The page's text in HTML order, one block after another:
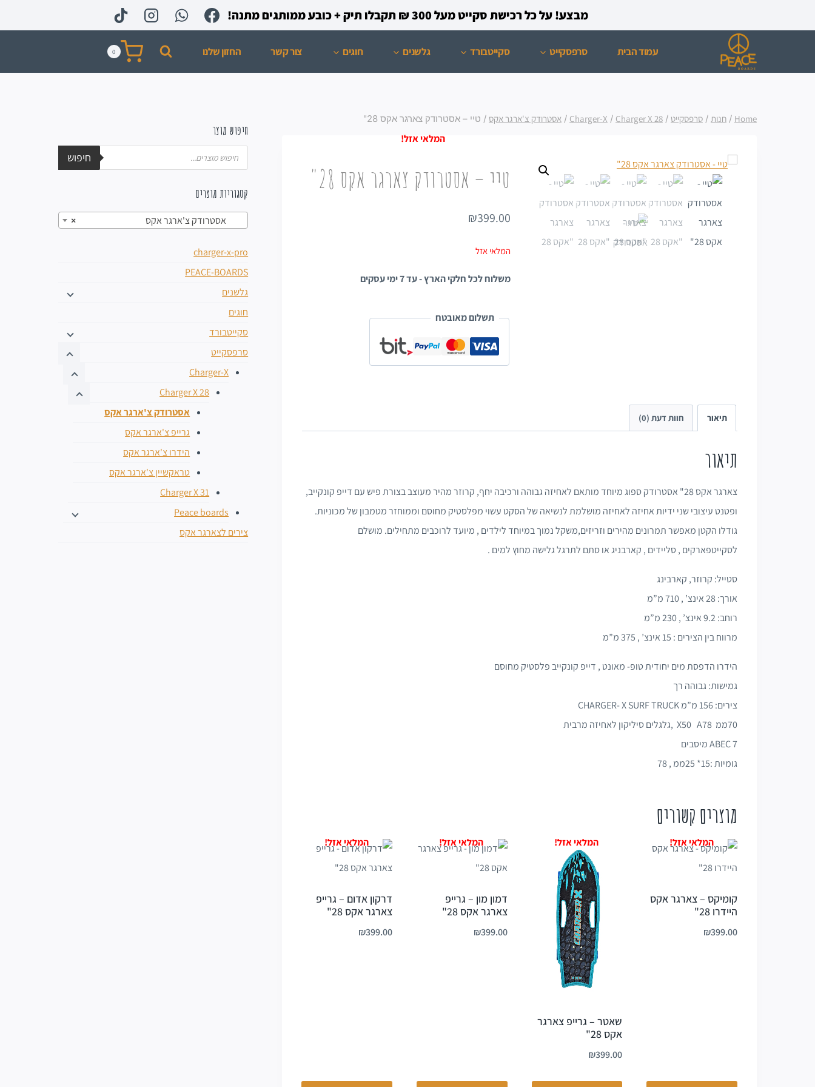
מבצע! על כל רכישת סקייט מעל 300 ₪ תקבלו תיק + כובע ממותגים מתנה!
עמוד הבית סרפסקייט סקייטבורד גלשנים חוגים צור קשר החזון שלנו 0
Home
/ חנות / סרפסקייט /
Charger-X / Charger X 28
/ אסטרודק צ'ארגר אקס / טיי – אסטרודק צארגר אקס 28"
טיי – אסטרודק צארגר אקס 28"
₪399.00
המלאי אזל
משלוח לכל חלקי הארץ - עד 7 ימי עסקים
תשלום מאובטח
תיאור חוות דעת (0)
תיאור
צארגר אקס 28" אסטרודק ספוג מיוחד מותאם לאחיזה גבוהה ורכיבה יחף, קרוזר מהיר מעוצב בצורת פיש עם דייפ קונקייב,
ופטנט עיצובי שני ידיות אחיזה לאחיזה מושלמת לנשיאה של הסקט עשוי מפלסטיק מחוסם וממוחזר מטמבון של מכוניות.
גודלו הקטן מאפשר תמרונים מהירים וזריזים,משקל נמוך במיוחד לילדים , מיועד לרוכבים מתחילים. מושלם
לסקייטפארקים , סליידים , קארבניג או סתם לתרגל גלישה מחוץ למים .
סטייל: קרוזר, קארבינג
אורך: 28 אינצ’ , 710 מ”מ
רוחב: 9.2 אינצ’ , 230 מ”מ
מרווח בין הצירים : 15 אינצ’ , 375 מ”מ
הידרו הדפסת מים יחודית טופ- מאונט , דייפ קונקייב פלסטיק מחוסם
גמישות: גבוהה רך
צירים: 156 מ”מ CHARGER- X SURF TRUCK
70ממ X50 A78 ,גלגלים סיליקון לאחיזה מרבית
ABEC 7 מיסבים
גומיות :15* 25ממ , 78
מוצרים קשורים
קומיקס – צארגר אקס
היידרו 28"
₪399.00
שאטר – גרייפ צארגר
אקס 28"
₪399.00
דמון מון – גרייפ
צארגר אקס 28"
₪399.00
דרקון אדום – גרייפ
צארגר אקס 28"
₪399.00
חיפוש מוצר
חיפוש
קטגוריות מוצרים
× אסטרודק צ'ארגר אקס
charger-x-pro
PEACE-BOARDS
גלשנים
חוגים
סקייטבורד
סרפסקייט
Charger-X
Charger X 28
אסטרודק צ'ארגר אקס
גרייפ צ'ארגר אקס
הידרו צ'ארגר אקס
טראקשיין צ'ארגר אקס
Charger X 31
Peace boards
צירים לצארגר אקס